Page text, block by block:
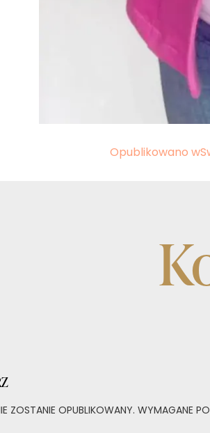
Opublikowano w
ZOSTANIE OPUBLIKOWANY. WYMAGANE